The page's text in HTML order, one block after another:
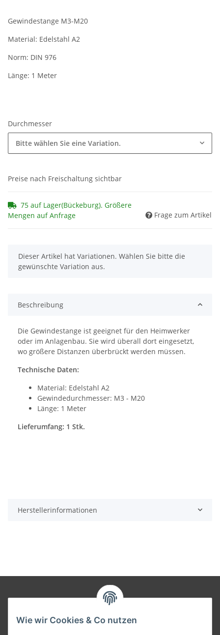
Wie wir Cookies & Co nutzen
Gewindestange M3-M20
Material: Edelstahl A2
Norm: DIN 976
Länge: 1 Meter
Durchmesser
Bitte wählen Sie eine Variation.
Preise nach Freischaltung sichtbar
75 auf Lager(Bückeburg). Größere
Mengen auf Anfrage
Frage zum Artikel
x
Dieser Artikel hat Variationen. Wählen Sie bitte die
gewünschte Variation aus.
Beschreibung
Die Gewindestange ist geeignet für den Heimwerker
oder im Anlagenbau. Sie wird überall dort eingesetzt,
wo größere Distanzen überbrückt werden müssen.
Technische Daten:
Material: Edelstahl A2
Gewindedurchmesser: M3 - M20
Länge: 1 Meter
Lieferumfang: 1 Stk.
Herstellerinformationen